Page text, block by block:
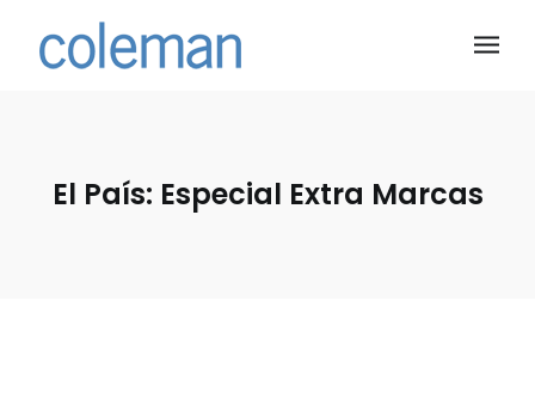
El País: Especial Extra Marcas